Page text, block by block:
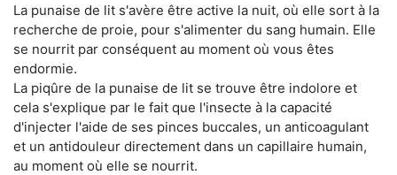
La punaise de lit s'avère être active la nuit, où elle sort à la
recherche de proie, pour s'alimenter du sang humain. Elle
se nourrit par conséquent au moment où vous êtes
endormie.
La piqûre de la punaise de lit se trouve être indolore et
cela s'explique par le fait que l'insecte à la capacité
d'injecter l'aide de ses pinces buccales, un anticoagulant
et un antidouleur directement dans un capillaire humain,
au moment où elle se nourrit.